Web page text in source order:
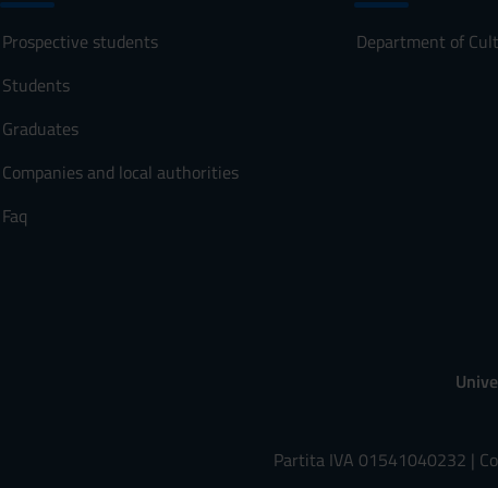
Prospective students
Students
Graduates
Companies and local authorities
Faq
Department of
Partita IVA 01541040232 |